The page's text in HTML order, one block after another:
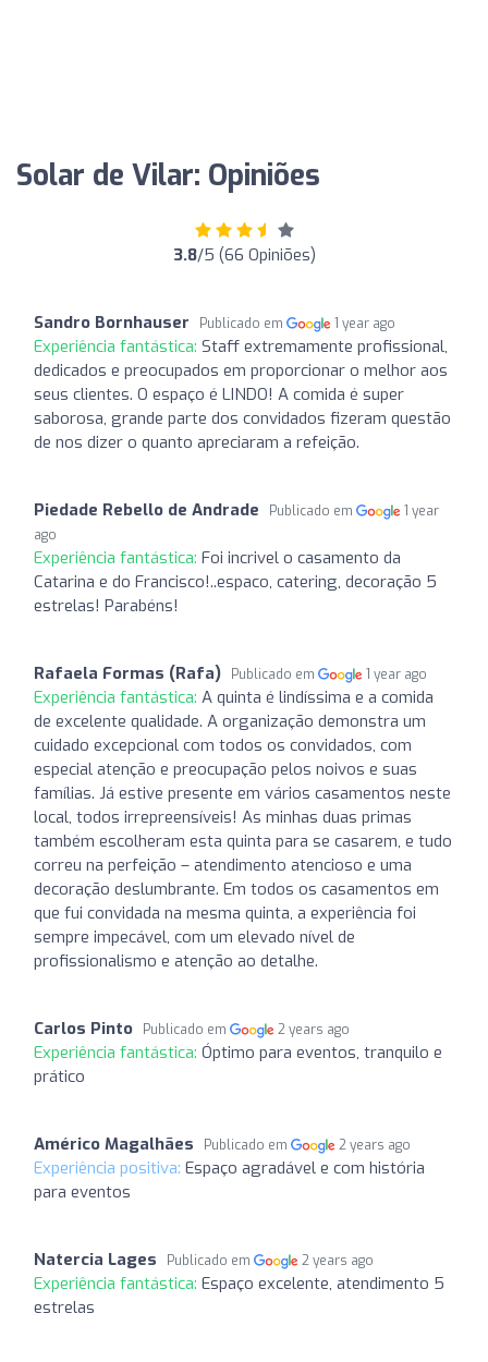
Solar de Vilar: Opiniões
3.8/5 (66 Opiniões)
Sandro Bornhauser Publicado em 1 year ago
Experiência fantástica: Staff extremamente profissional,
dedicados e preocupados em proporcionar o melhor aos
seus clientes. O espaço é LINDO! A comida é super
saborosa, grande parte dos convidados fizeram questão
de nos dizer o quanto apreciaram a refeição.
Piedade Rebello de Andrade Publicado em
1 year
ago
Experiência fantástica: Foi incrivel o casamento da
Catarina e do Francisco!..espaco, catering, decoração 5
estrelas! Parabéns!
Rafaela Formas (Rafa) Publicado em 1 year ago
Experiência fantástica: A quinta é lindíssima e a comida
de excelente qualidade. A organização demonstra um
cuidado excepcional com todos os convidados, com
especial atenção e preocupação pelos noivos e suas
famílias. Já estive presente em vários casamentos neste
local, todos irrepreensíveis! As minhas duas primas
também escolheram esta quinta para se casarem, e tudo
correu na perfeição – atendimento atencioso e uma
decoração deslumbrante. Em todos os casamentos em
que fui convidada na mesma quinta, a experiência foi
sempre impecável, com um elevado nível de
profissionalismo e atenção ao detalhe.
Carlos Pinto Publicado em 2 years ago
Experiência fantástica: Óptimo para eventos, tranquilo e
prático
Américo Magalhães Publicado em 2 years ago
Experiência positiva: Espaço agradável e com história
para eventos
Natercia Lages Publicado em 2 years ago
Experiência fantástica: Espaço excelente, atendimento 5
estrelas